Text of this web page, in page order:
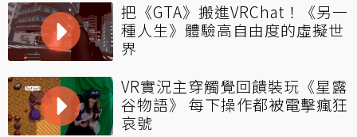
把《GTA》搬進VRChat！《另一
種人生》體驗高自由度的虛擬世
界
VR實況主穿觸覺回饋裝玩《星露
谷物語》 每下操作都被電擊瘋狂
哀號